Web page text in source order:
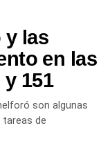
valores de
que en
casos, las
mantienen
de la turbiedad
y las
en las
151
son algunas
tareas de